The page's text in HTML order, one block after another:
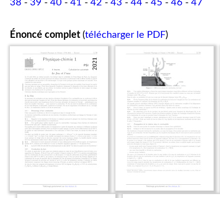
38 - 39 - 40 - 41 - 42 - 43 - 44 - 45 - 46 - 47
Énoncé complet (télécharger le PDF)